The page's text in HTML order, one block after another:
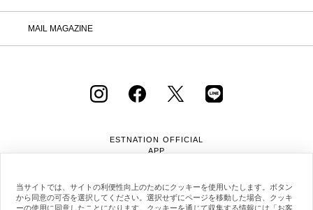
MAIL MAGAZINE
ESTNATION OFFICIAL
APP
当サイトでは、サイトの利便性向上のためにクッキーを使用いたします。ボタン
から同意の可否を選択してください。選択せずにページを移動した場合、クッキ
ーの使用に同意したことになります。クッキーを通じて収集する情報には「お客